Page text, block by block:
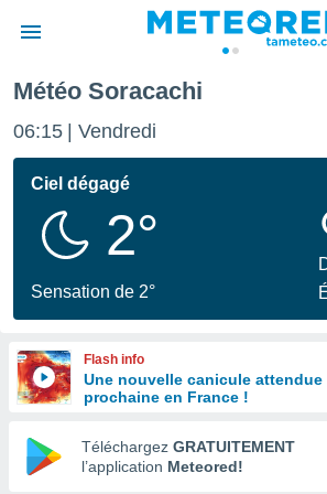
de
en
Météo Soracachi
06:15 Vendredi
Ciel dégagé
2°
Sensation de 2°
Flash info
Une nouvelle canicule attendue
prochaine en France !
Téléchargez GRATUITEMENT
l’application Meteored!